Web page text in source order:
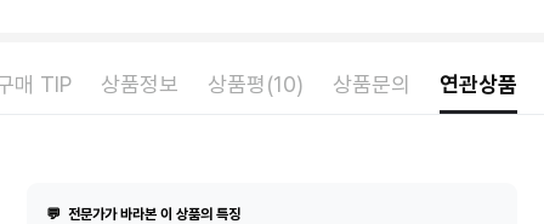
매 TIP 상품정보 상품평(10) 상품문의 연관상품
💬 전문가가 바라본 이 상품의 특징